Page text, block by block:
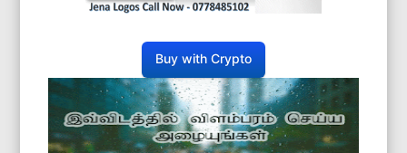
Buy with Crypto